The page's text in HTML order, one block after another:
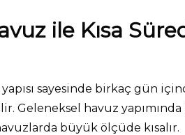
ile Kısa
sayesinde birkaç gün
Geleneksel havuz
büyük ölçüde kısalır.